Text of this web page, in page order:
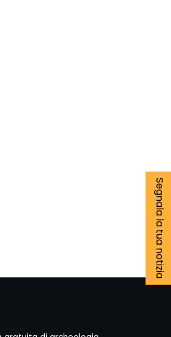
Segnala la tua notizia